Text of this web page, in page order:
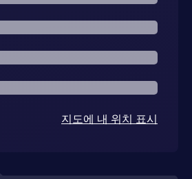
지도에 내 위치 표시